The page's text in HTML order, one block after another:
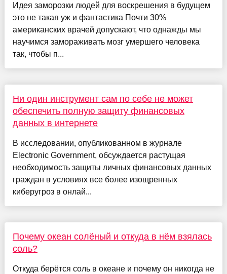
Идея заморозки людей для воскрешения в будущем
это не такая уж и фантастика Почти 30%
американских врачей допускают, что однажды мы
научимся замораживать мозг умершего человека
так, чтобы п...
Ни один инструмент сам по себе не может
обеспечить полную защиту финансовых
данных в интернете
В исследовании, опубликованном в журнале
Electronic Government, обсуждается растущая
необходимость защиты личных финансовых данных
граждан в условиях все более изощренных
киберугроз в онлай...
Почему океан солёный и откуда в нём взялась
соль?
Откуда берётся соль в океане и почему он никогда не